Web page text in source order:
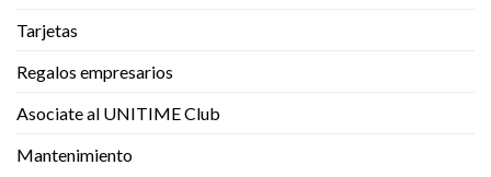
Tarjetas
Regalos empresarios
Asociate al UNITIME Club
Mantenimiento